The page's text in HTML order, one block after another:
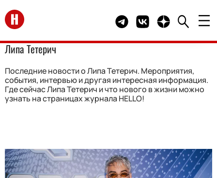
Перейти на главную Telegram канал HELLO
Группа HELLO
Канал HELLO в
Липа Тетерич
Последние новости о Липа Тетерич. Мероприятия,
события, интервью и другая интересная информация.
Где сейчас Липа Тетерич и что нового в жизни можно
узнать на страницах журнала HELLO!